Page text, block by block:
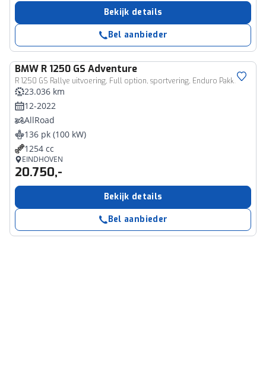
Bekijk details
Bel aanbieder
BMW R 1250 GS Adventure
R 1250 GS Rallye uitvoering, Full option, sportvering, Enduro Pakket
23.036 km
12-2022
AllRoad
136 pk (100 kW)
1254 cc
EINDHOVEN
20.750,-
Bekijk details
Bel aanbieder